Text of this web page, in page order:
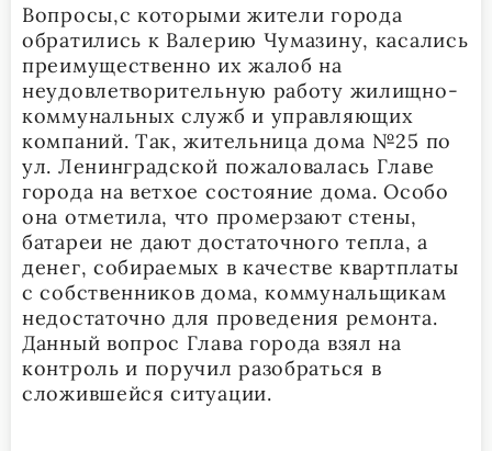
Вопросы,с которыми жители города
обратились к Валерию Чумазину, касались
преимущественно их жалоб на
неудовлетворительную работу жилищно-
коммунальных служб и управляющих
компаний. Так, жительница дома №25 по
ул. Ленинградской пожаловалась Главе
города на ветхое состояние дома. Особо
она отметила, что промерзают стены,
батареи не дают достаточного тепла, а
денег, собираемых в качестве квартплаты
с собственников дома, коммунальщикам
недостаточно для проведения ремонта.
Данный вопрос Глава города взял на
контроль и поручил разобраться в
сложившейся ситуации.